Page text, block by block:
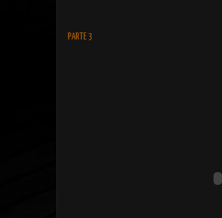
PARTE 3